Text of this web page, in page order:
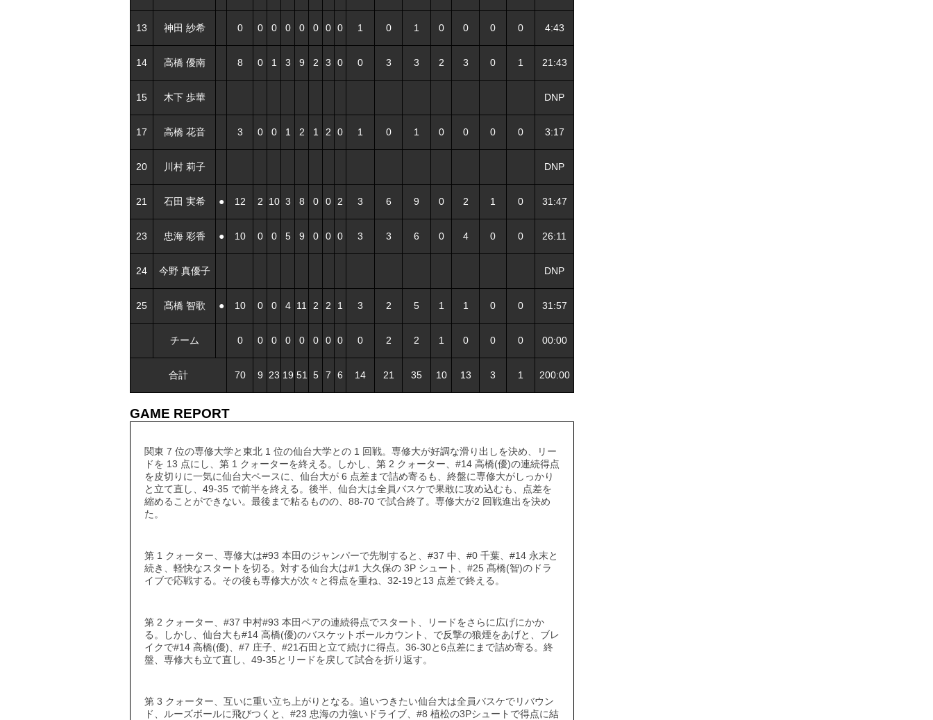
13 神田 紗希 0 0 0 0 0 0 0 0 1 0 1 0 0 0 0 4:43
14 高橋 優南 8 0 1 3 9 2 3 0 0 3 3 2 3 0 1 21:43
15 木下 歩華 DNP
17 高橋 花音 3 0 0 1 2 1 2 0 1 0 1 0 0 0 0 3:17
20 川村 莉子 DNP
21 石田 実希 ● 12 2 10 3 8 0 0 2 3 6 9 0 2 1 0 31:47
23 忠海 彩香 ● 10 0 0 5 9 0 0 0 3 3 6 0 4 0 0 26:11
24 今野 真優子 DNP
25 髙橋 智歌 ● 10 0 0 4 11 2 2 1 3 2 5 1 1 0 0 31:57
チーム 0 0 0 0 0 0 0 0 0 2 2 1 0 0 0 00:00
合計 70 9 23 19 51 5 7 6 14 21 35 10 13 3 1 200:00
GAME REPORT
関東 7 位の専修大学と東北 1 位の仙台大学との 1 回戦。専修大が好調な滑り出しを決め、リー
ドを 13 点にし、第 1 クォーターを終える。しかし、第 2 クォーター、#14 高橋(優)の連続得点
を皮切りに一気に仙台大ペースに、仙台大が 6 点差まで詰め寄るも、終盤に専修大がしっかり
と立て直し、49-35 で前半を終える。後半、仙台大は全員バスケで果敢に攻め込むも、点差を
縮めることができない。最後まで粘るものの、88-70 で試合終了。専修大が2 回戦進出を決め
た。
第 1 クォーター、専修大は#93 本田のジャンパーで先制すると、#37 中、#0 千葉、#14 永末と
続き、軽快なスタートを切る。対する仙台大は#1 大久保の 3P シュート、#25 髙橋(智)のドラ
イブで応戦する。その後も専修大が次々と得点を重ね、32-19と13 点差で終える。
第 2 クォーター、#37 中村#93 本田ペアの連続得点でスタート、リードをさらに広げにかか
る。しかし、仙台大も#14 高橋(優)のバスケットボールカウント、で反撃の狼煙をあげと、ブレ
イクで#14 高橋(優)、#7 庄子、#21石田と立て続けに得点。36-30と6点差にまで詰め寄る。終
盤、専修大も立て直し、49-35とリードを戻して試合を折り返す。
第 3 クォーター、互いに重い立ち上がりとなる。追いつきたい仙台大は全員バスケでリバウン
ド、ルーズボールに飛びつくと、#23 忠海の力強いドライブ、#8 植松の3Pシュートで得点に結